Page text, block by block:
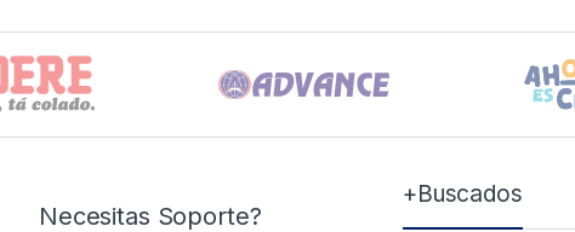
Necesitas Soporte?
+Buscados